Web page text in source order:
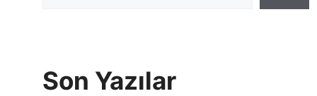
Son Yazılar